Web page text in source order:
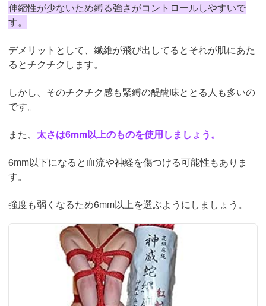
伸縮性が少ないため縛る強さがコントロールしやすいで
す。
デメリットとして、繊維が飛び出してるとそれが肌にあた
るとチクチクします。
しかし、そのチクチク感も緊縛の醍醐味ととる人も多いの
です。
また、 太さは6mm以上のものを使用しましょう。
6mm以下になると血流や神経を傷つける可能性もありま
す。
強度も弱くなるため6mm以上を選ぶようにしましょう。